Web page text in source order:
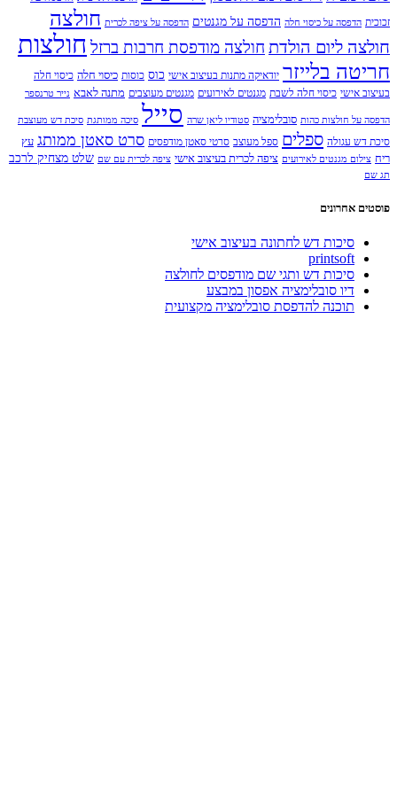
זכוכית הדפסה על כיסוי חלה הדפסה על מגנטים הדפסה על ציפה לכרית חולצה
חולצה ליום הולדת חולצה מודפסת חרבות ברזל חולצות
חריטה בלייזר יודאיקה מתנות בעיצוב אישי כוס כוסות כיסוי חלה כיסוי חלה
בעיצוב אישי כיסוי חלה לשבת מגנטים לאירועים מגנטים מעוצבים מתנה לאבא נייר טרנספר
הדפסה על חולצות כהות סובלימציה סטודיו ליאן שרה סייל סיכה ממותגת סיכת דש מעוצבת
סיכת דש עגולה ספלים ספל מעוצב סרטי סאטן מודפסים סרט סאטן ממותג עץ
ריח צילום מגנטים לאירועים ציפה לכרית בעיצוב אישי ציפה לכרית עם שם שלט מצחיק לרכב
תג שם
פוסטים אחרונים
סיכות דש לחתונה בעיצוב אישי
printsoft
סיכות דש ותגי שם מודפסים לחולצה
דיו סובלימציה אפסון במבצע
תוכנה להדפסת סובלימציה מקצועית